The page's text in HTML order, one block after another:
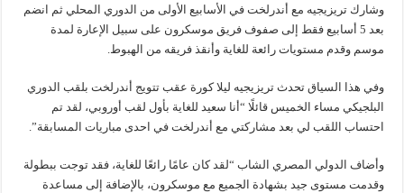
وشارك تريزيجيه مع أندرلخت في الأسابيع الأولى من الدوري المحلي ثم انضم
بعد 5 أسابيع فقط إلى صفوف فريق موسكرون على سبيل الإعارة لمدة
موسم وقدم مستويات رائعة للغاية وأنقذ فريقه من الهبوط.
وفي هذا السياق تحدث تريزيجيه ليلا كورة عقب تتويج أندرلخت بلقب الدوري
البلجيكي مساء الخميس قائلًا “أنا سعيد للغاية بأول لقب أوروبي، لقد تم
احتساب اللقب لي بعد مشاركتي مع أندرلخت في احدى مباريات المسابقة”.
وأضاف الدولي المصري الشاب “لقد كان عامًا رائعًا للغاية، فقد توجت ببطولة
وقدمت مستوى جيد بشهادة الجميع مع موسكرون، بالإضافة إلى مساعدة